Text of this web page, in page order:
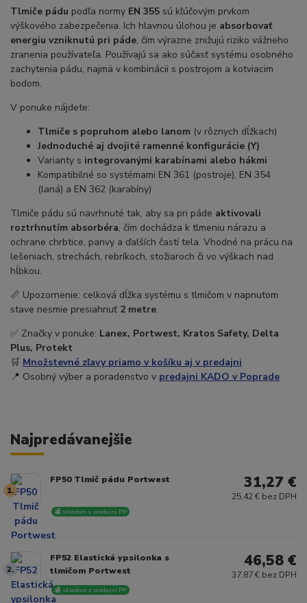
Tlmiče pádu podľa normy EN 355 sú kľúčovým prvkom
výškového zabezpečenia. Ich hlavnou úlohou je absorbovať
energiu vzniknutú pri páde, čím výrazne znižujú riziko vážneho
zranenia používateľa. Používajú sa ako súčasť systému osobného
zachytenia pádu, najmä v kombinácii s postrojom a kotviacim
bodom.
V ponuke nájdete:
Tlmiče s popruhom alebo lanom (v rôznych dĺžkach)
Jednoduché aj dvojité ramenné konfigurácie (Y)
Varianty s integrovanými karabínami alebo hákmi
Kompatibilné so systémami EN 361 (postroje), EN 354
(laná) a EN 362 (karabíny)
Tlmiče pádu sú navrhnuté tak, aby sa pri páde aktivovali
roztrhnutím absorbéra, čím dochádza k tlmeniu nárazu a
ochrane chrbtice, panvy a ďalších častí tela. Vhodné na prácu na
lešeniach, strechách, rebríkoch, stožiaroch či vo výškach nad
hĺbkou.
📏 Upozornenie: celková dĺžka systému s tlmičom v napnutom
stave nesmie presiahnuť 2 metre.
✅ Značky v ponuke: Lanex, Portwest, Kratos Safety, Delta
Plus, Protekt
🛒 Množstevné zľavy priamo v košíku aj v predajni
📍 Osobný výber a poradenstvo v predajni KADO v Poprade
Najpredávanejšie
1.
FP50 Tlmič pádu Portwest
🏬 skladom v predajni PP
31,27 €
25,42 € bez DPH
2.
FP52 Elastická ypsilonka s
tlmičom Portwest
🏬 skladom v predajni PP
46,58 €
37,87 € bez DPH